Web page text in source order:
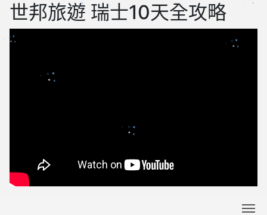
世邦旅遊 瑞士10天全攻略